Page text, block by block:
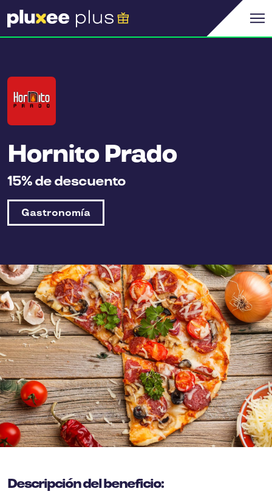
Hornito Prado
15% de descuento
Gastronomía
Descripción del beneficio: